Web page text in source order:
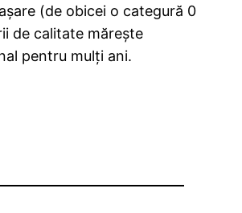
(de obicei o categură 0
de calitate mărește
pentru mulți ani.